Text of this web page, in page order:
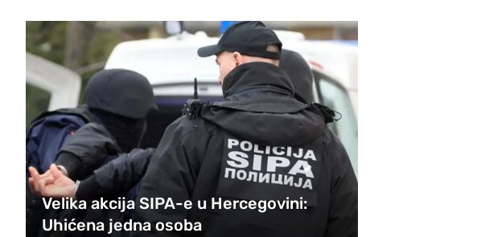
Velika akcija SIPA-e u Hercegovini:
Uhićena jedna osoba